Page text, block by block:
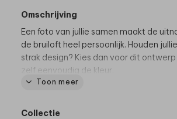
Omschrijving
Een foto van jullie samen maakt de
de bruiloft heel persoonlijk. Houden
strak design? Kies dan voor dit
zelf eenvoudig de kleur.
Goed om te weten:
pas worden uitgesneden op het juiste
Toon meer
Collectie